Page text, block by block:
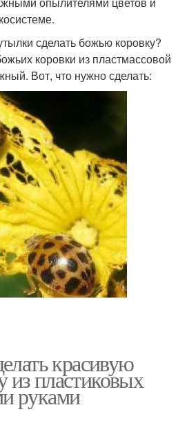
сделать божью коровку?
коровки из пластмассовой
Вот, что нужно сделать:
красивую
пластиковых
руками